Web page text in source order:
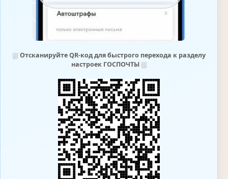
⛆ Отсканируйте QR-код для быстрого перехода к разделу
настроек ГОСПОЧТЫ⛆